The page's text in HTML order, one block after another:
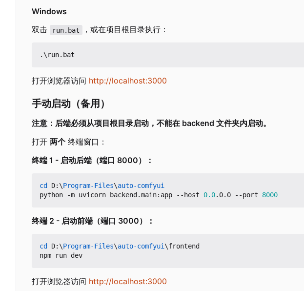
Windows
双击
run.bat ，或在项目根目录执行：
.\run. bat
打开浏览器访问 http://localhost:3000
手动启动（备用）
注意：后端必须从项目根目录启动，不能在 backend 文件夹内启动。
打开 两个 终端窗口：
终端 1 - 启动后端（端口 8000） ：
cd D: \Program-Files\auto-comfyui
python
-m uvicorn backend .main: app - -host 0.0. 0. 0 - -port 8000
终端 2 - 启动前端（端口 3000） ：
cd D: \Program-Files\auto-comfyui\frontend
npm
run dev
打开浏览器访问 http://localhost:3000